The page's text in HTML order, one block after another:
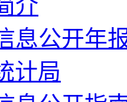
介
息公开年
计局